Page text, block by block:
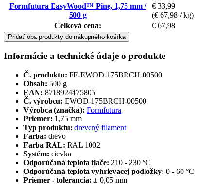
Formfutura EasyWood™ Pine, 1,75 mm /
500 g
€ 33,99
(€ 67,98 / kg)
Celková cena:
€ 67,98
Pridať oba produkty do nákupného košíka
Informácie a technické údaje o produkte
Č. produktu: FF-EWOD-175BRCH-00500
Obsah: 500 g
EAN: 8718924475805
Č. výrobcu: EWOD-175BRCH-00500
Výrobca (značka): Formfutura
Priemer: 1,75 mm
Typ produktu: drevený filament
Farba: drevo
Farba RAL: RAL 1002
Systém: cievka
Odporúčaná teplota tlače: 210 - 230 °C
Odporúčaná teplota vyhrievacej podložky: 0 - 60 °C
Priemer - tolerancia: ± 0,05 mm